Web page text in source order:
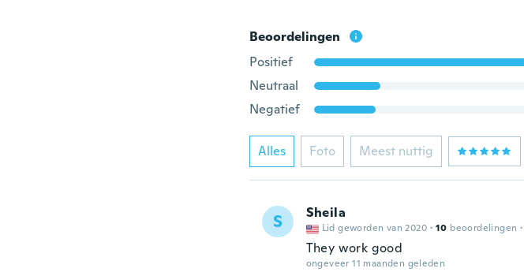
Beoordelingen
Positief
Neutraal
Negatief
Alles Foto Meest nuttig
S Sheila
Lid geworden van 2020 · 10 beoordelingen ·
They work good
ongeveer 11 maanden geleden